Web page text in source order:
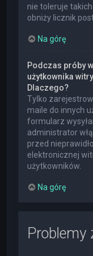
nie toleruje
obniży licznik
Na górę
Podczas próby
użytkownika
Dlaczego?
Tylko
maile do innych
formularz
administrator
przed
elektronicznej
użytkowników.
Na górę
Problemy